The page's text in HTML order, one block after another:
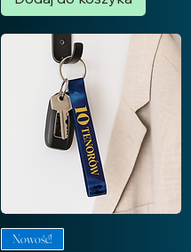
Nowość!